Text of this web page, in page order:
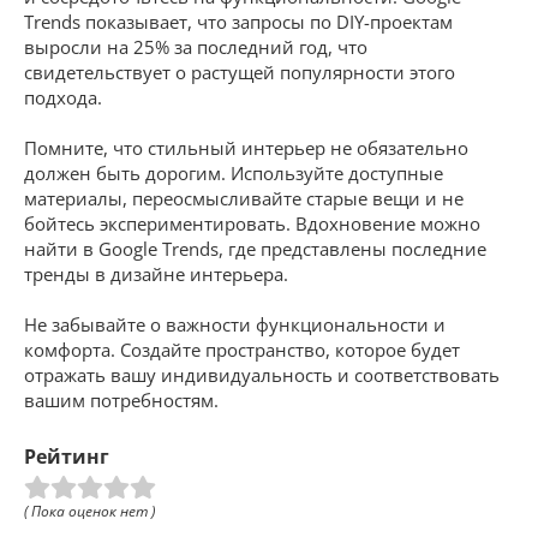
Trends показывает, что запросы по DIY-проектам
выросли на 25% за последний год, что
свидетельствует о растущей популярности этого
подхода.
Помните, что стильный интерьер не обязательно
должен быть дорогим. Используйте доступные
материалы, переосмысливайте старые вещи и не
бойтесь экспериментировать. Вдохновение можно
найти в Google Trends, где представлены последние
тренды в дизайне интерьера.
Не забывайте о важности функциональности и
комфорта. Создайте пространство, которое будет
отражать вашу индивидуальность и соответствовать
вашим потребностям.
Рейтинг
( Пока оценок нет )